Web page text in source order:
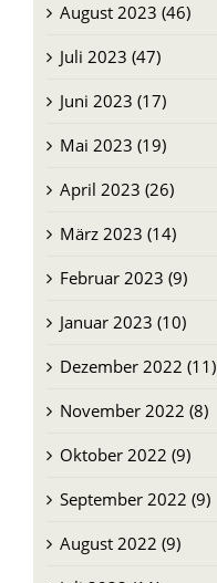
August 2023 (46)
Juli 2023 (47)
Juni 2023 (17)
Mai 2023 (19)
April 2023 (26)
März 2023 (14)
Februar 2023 (9)
Januar 2023 (10)
Dezember 2022 (11)
November 2022 (8)
Oktober 2022 (9)
September 2022 (9)
August 2022 (9)